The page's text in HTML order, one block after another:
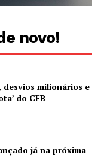
novo!
desvios milionários e
do CFB
já na próxima